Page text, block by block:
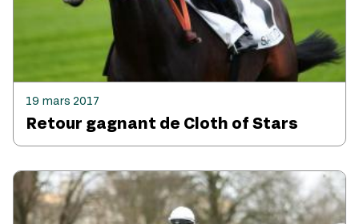
19 mars 2017
Retour gagnant de Cloth of Stars